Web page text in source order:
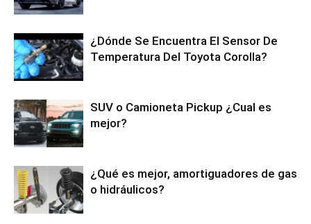
¿Dónde Se Encuentra El Sensor De
Temperatura Del Toyota Corolla?
SUV o Camioneta Pickup ¿Cual es
mejor?
¿Qué es mejor, amortiguadores de gas
o hidráulicos?